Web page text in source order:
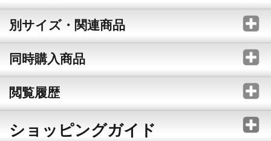
別サイズ・関連商品
同時購入商品
閲覧履歴
ショッピングガイド